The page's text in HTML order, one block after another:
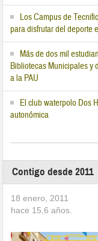
Los Campus de
para disfrutar del deporte
Más de dos mil
Bibliotecas Municipales y
a la PAU
El club waterpolo Dos
autonómica
Contigo desde 2011
18 enero, 2011
hace 15,6 años.